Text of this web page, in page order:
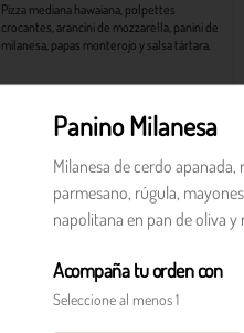
Pizza mediana hawaiana, polpettes
crocantes, arancini de mozzarella, panini de
milanesa, papas monterojo y salsa tártara.
Panino + Monterojo
Panino a elección acompañado de Papas
Monterojo sal rosada del himalaya 25gr
Panino Milanesa
Milanesa de cerdo apanada,
parmesano, rúgula,
napolitana en pan de oliva y
Acompaña tu orden con
Seleccione al menos 1